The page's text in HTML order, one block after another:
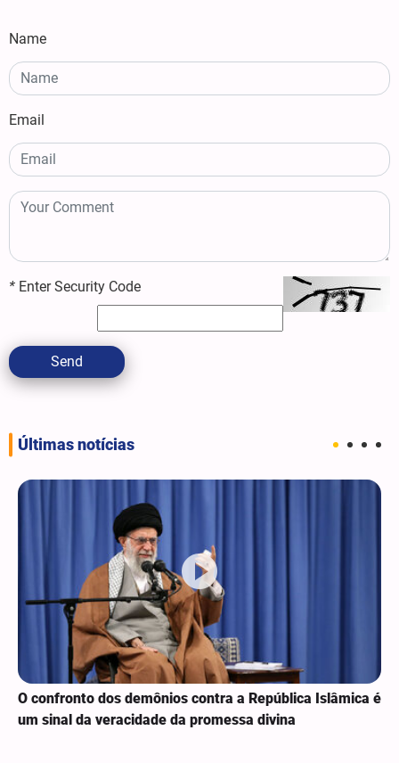
Name
Email
* Enter Security Code
Send
Últimas notícias
O confronto dos demônios contra a República Islâmica é
um sinal da veracidade da promessa divina